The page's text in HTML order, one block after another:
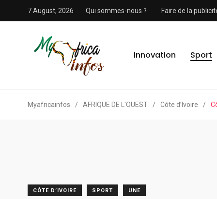
7 August, 2026 Qui sommes-nous ? Faire de la
Innovation Sport
Myafricainfos / AFRIQUE DE L'OUEST / Côte d’Ivoire /
CÔTE D’IVOIRE SPORT UNE